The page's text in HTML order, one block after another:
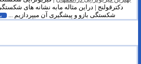
دکترقولنج | دراین مثاله مابه نشانه های
شکستگی بازو و پیشگیری آن میپردازیم ...